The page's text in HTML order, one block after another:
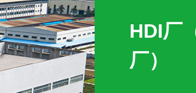
HDI厂
厂）